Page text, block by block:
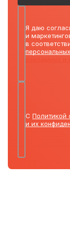
Я даю
и
в
С Политикой
и их